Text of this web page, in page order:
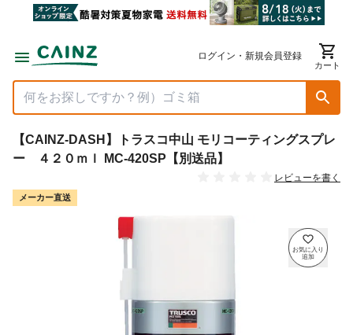
ログイン・新規会員登録
カート
【CAINZ-DASH】トラスコ中山 モリコーティングスプレ
ー ４２０ｍｌ MC-420SP【別送品】
レビューを書く
メーカー直送